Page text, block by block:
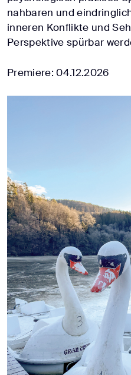
nahbaren und
inneren Konflikte und
Perspektive spürbar
Premiere: 04.12.2026